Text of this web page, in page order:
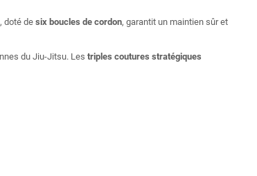
, doté de six boucles de cordon, garantit un maintien sûr et
du Jiu-Jitsu. Les triples coutures stratégiques